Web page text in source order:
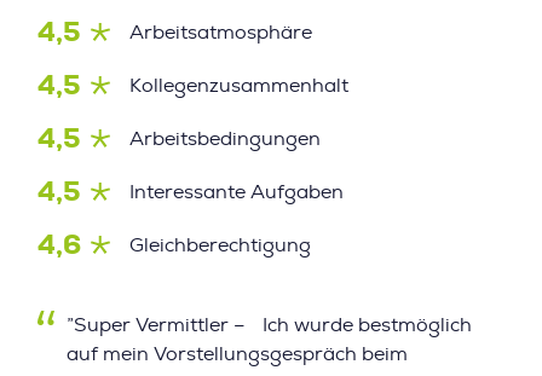
4,5 Arbeitsatmosphäre
4,5 Kollegenzusammenhalt
4,5 Arbeitsbedingungen
4,5 Interessante Aufgaben
4,6 Gleichberechtigung
”Super Vermittler – Ich wurde bestmöglich
auf mein Vorstellungsgespräch beim